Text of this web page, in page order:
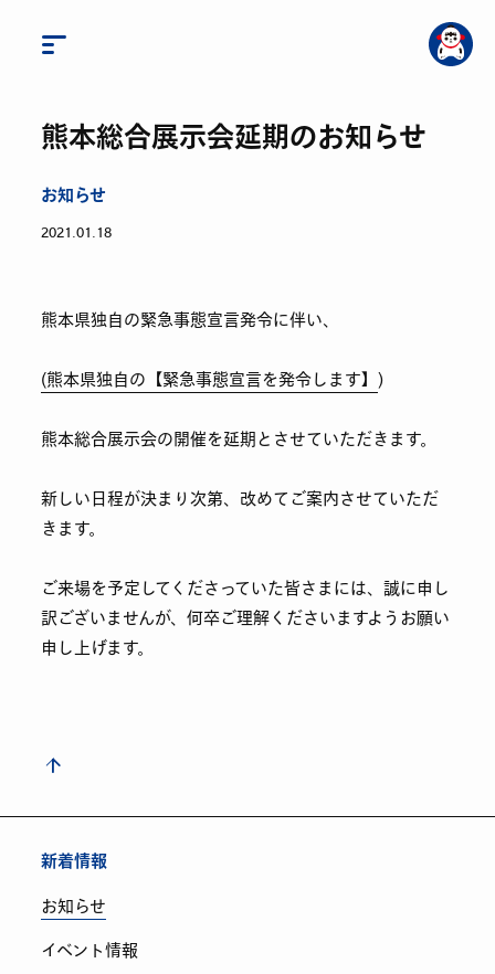
熊本総合展示会延期のお知らせ
お知らせ
2021.01.18
熊本県独自の緊急事態宣言発令に伴い、
(熊本県独自の【緊急事態宣言を発令します】)
熊本総合展示会の開催を延期とさせていただきます。
新しい日程が決まり次第、改めてご案内させていただ
きます。
ご来場を予定してくださっていた皆さまには、誠に申し
訳ございませんが、何卒ご理解くださいますようお願い
申し上げます。
新着情報
お知らせ
イベント情報